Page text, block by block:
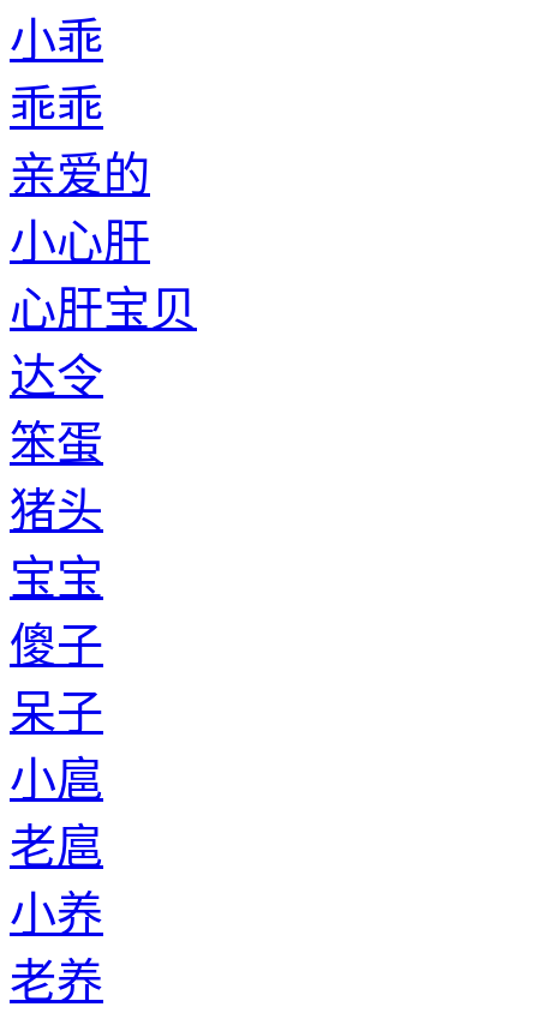
小乖
乖乖
亲爱的
小心肝
心肝宝贝
达令
笨蛋
猪头
宝宝
傻子
呆子
小扈
老扈
小养
老养